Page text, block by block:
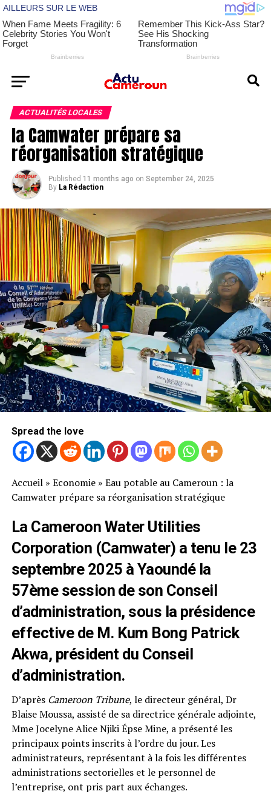
ACTUALITÉS LOCALES
la Camwater prépare sa
réorganisation stratégique
Published 11 months ago on September 24, 2025
By La Rédaction
Spread the love
Accueil» Economie» Eau potable au Cameroun : la
Camwater prépare sa réorganisation stratégique
La Cameroon Water Utilities
Corporation (Camwater) a tenu le 23
septembre 2025 à Yaoundé la
57ème session de son Conseil
d’administration, sous la présidence
effective de M. Kum Bong Patrick
Akwa, président du Conseil
d’administration.
D’après Cameroon Tribune, le directeur général, Dr
Blaise Moussa, assisté de sa directrice générale adjointe,
Mme Jocelyne Alice Njiki Épse Mine, a présenté les
principaux points inscrits à l’ordre du jour. Les
administrateurs, représentant à la fois les différentes
administrations sectorielles et le personnel de
l’entreprise, ont pris part aux échanges.